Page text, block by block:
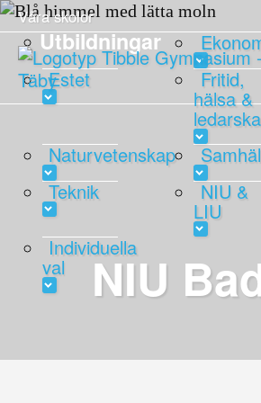
Våra skolor
Utbildningar
Estet
Fritid,
hälsa &
Naturvetenskap
Teknik
NIU &
LIU
Individuella
val NIU